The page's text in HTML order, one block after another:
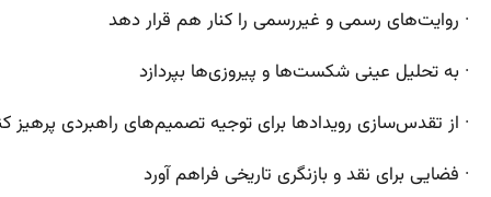
· روایت‌های رسمی و غیررسمی را کنار هم قرار دهد
· به تحلیل عینی شکست‌ها و پیروزی‌ها بپردازد
· از تقدس‌سازی رویدادها برای توجیه تصمیم‌های راهبردی پرهیز
· فضایی برای نقد و بازنگری تاریخی فراهم آورد